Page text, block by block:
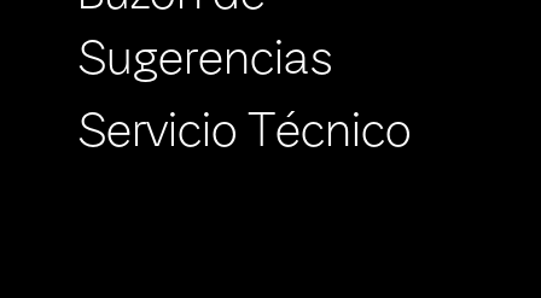
Sugerencias
Servicio Técnico